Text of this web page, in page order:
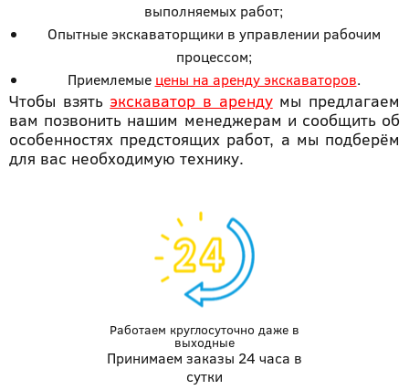
выполняемых работ;
Опытные экскаваторщики в управлении рабочим
процессом;
Приемлемые цены на аренду экскаваторов.
Чтобы взятьэкскаватор в арендумы предлагаем
вам позвонить нашим менеджерам и сообщить об
особенностях предстоящих работ, а мы подберём
для вас необходимую технику.
Работаем круглосуточно даже в
выходные
Принимаем заказы 24 часа в
сутки